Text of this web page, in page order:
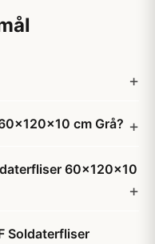
cm Grå?
60x120x10
Soldaterfliser